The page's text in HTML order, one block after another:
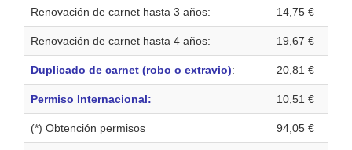
Renovación de carnet hasta 3 años: 14,75 €
Renovación de carnet hasta 4 años: 19,67 €
Duplicado de carnet (robo o extravio): 20,81 €
Permiso Internacional: 10,51 €
(*) Obtención permisos 94,05 €